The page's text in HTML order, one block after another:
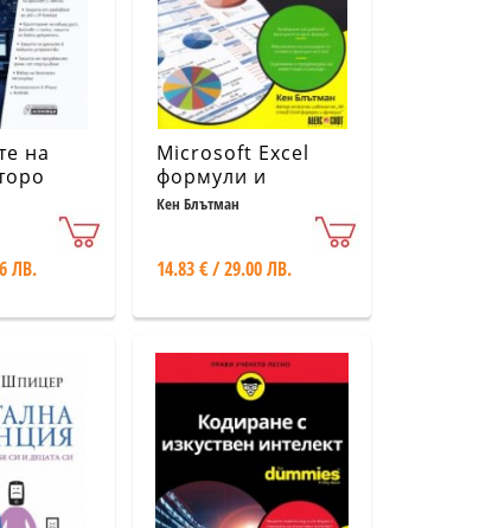
на
и
ЛВ.
Microsoft Excel
формули и
функции for
Кен Блътман
14.83 € / 29.00 ЛВ.